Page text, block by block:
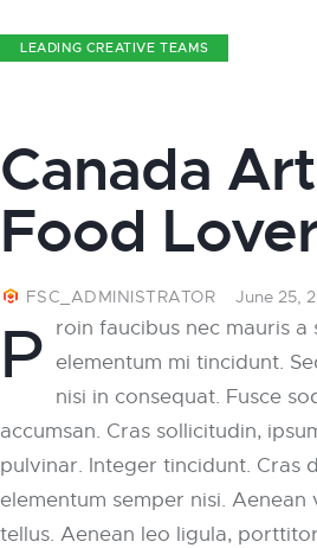
LEADING CREATIVE TEAMS
Canada
Food
FSC_ADMINISTRATOR June 25,
P roin faucibus nec mauris a
elementum mi tincidunt.
nisi in consequat. Fusce
accumsan. Cras sollicitudin,
pulvinar. Integer tincidunt. Cras
elementum semper nisi.
tellus. Aenean leo ligula,